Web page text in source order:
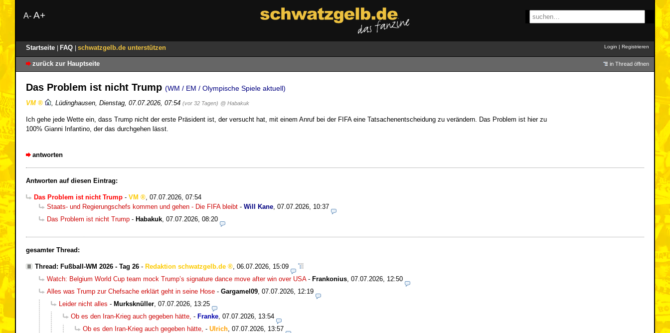
A- A+
Startseite FAQ schwatzgelb.de unterstützen Login | Registrieren
zurück zur Hauptseite in Thread öffnen
Das Problem ist nicht Trump (WM / EM / Olympische Spiele aktuell)
VM Lüdinghausen Dienstag, 07.07.2026, 07:54 (vor 32 Tagen) @ Habakuk
Ich gehe jede Wette ein, dass Trump nicht der erste Präsident ist, der versucht hat, mit einem Anruf bei der FIFA eine Tatsachenentscheidung zu verändern. Das Problem ist hier zu
100% Gianni Infantino, der das durchgehen lässt.
antworten
Antworten auf diesen Eintrag:
Das Problem ist nicht Trump - VM
07.07.2026, 07:54
Staats- und Regierungschefs kommen und gehen - Die FIFA bleibt - Will Kane 07.07.2026, 10:37
Das Problem ist nicht Trump - Habakuk 07.07.2026, 08:20
gesamter Thread:
Thread: Fußball-WM 2026 - Tag 26 - Redaktion schwatzgelb.de
06.07.2026, 15:09
Watch: Belgium World Cup team mock Trump’s signature dance move after win over USA- Frankonius 07.07.2026, 12:50
Alles was Trump zur Chefsache erklärt geht in seine Hose - Gargamel09 07.07.2026, 12:19
Leider nicht alles - Murksknüller 07.07.2026, 13:25
Ob es den Iran-Krieg auch gegeben hätte, - Franke 07.07.2026, 13:54
Ob es den Iran-Krieg auch gegeben hätte, - Ulrich 07.07.2026, 13:57